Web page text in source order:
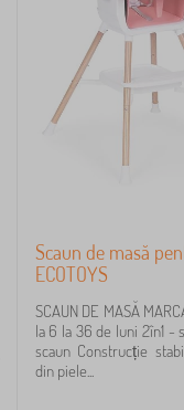
Scaun de masă
ECOTOYS
SCAUN DE MASĂ
la 6 la 36 de luni 2în1 -
scaun Construcție
din piele...